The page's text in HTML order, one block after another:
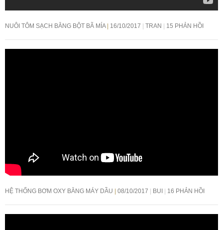
NUÔI TÔM SẠCH BẰNG BỘT BÃ MÍA 16/10/2017 TRAN 15 PHẢN HỒI
HỆ THỐNG BƠM OXY BẰNG MÁY DẦU 08/10/2017 BUI 16 PHẢN HỒI